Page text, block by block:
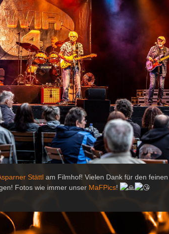
Stättl am Filmhof! Vielen Dank für den
Fotos wie immer unser MaFPics!